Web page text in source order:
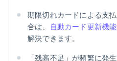
期限切れカードによる支
合は、
自動カード更新機能
解決できます。
「残高不足」が頻繁に発